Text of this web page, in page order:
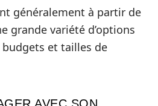
généralement à partir de
grande variété d’options
et tailles de